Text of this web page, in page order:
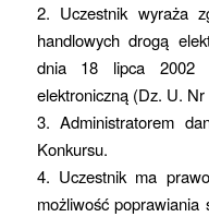
2. Uczestnik wyraża
handlowych drogą
dnia 18 lipca 2002
elektroniczną (Dz. U.
3. Administratorem
Konkursu.
4. Uczestnik ma
możliwość poprawiania